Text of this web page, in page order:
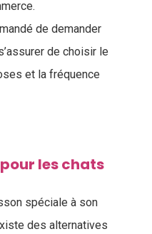
de demander
de choisir le
et la fréquence
les chats
spéciale à son
des alternatives